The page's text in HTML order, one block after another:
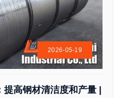
2026-05-19
高钢材清洁度和产量 |